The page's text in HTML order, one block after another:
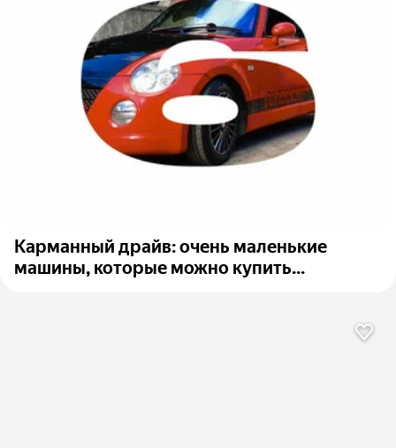
Карманный драйв: очень маленькие
машины, которые можно купить...